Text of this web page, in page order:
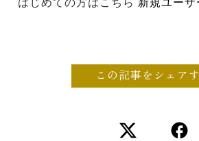
はじめての方はこちら 新規ユーザ
この記事をシェア